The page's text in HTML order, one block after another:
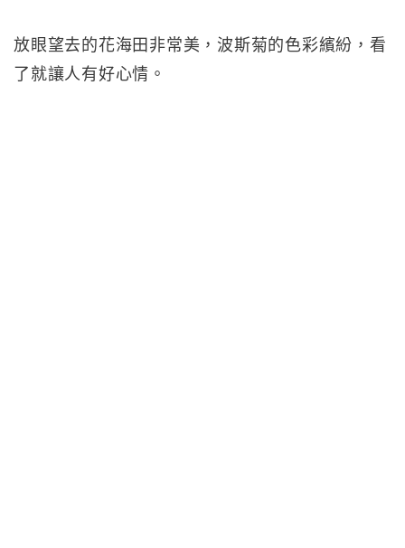
放眼望去的花海田非常美，波斯菊的色彩繽紛，看
了就讓人有好心情。